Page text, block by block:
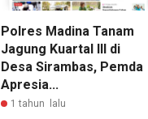
Polres Madina Tanam
Jagung Kuartal III di
Desa Sirambas, Pemda
Apresia...
1 tahun lalu